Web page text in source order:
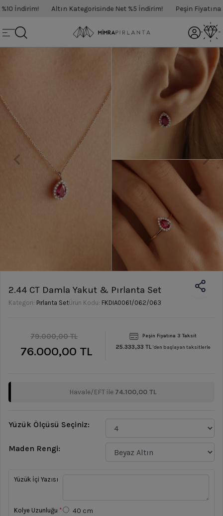
İndirim! Altın Kategorisinde Net %5 İndirim! Peşin Fiyatına 3
2.44 CT Damla Yakut & Pırlanta Set
Kategori: Pırlanta SetÜrün Kodu: FKDIA0061/062/063
79.000,00 TL
76.000,00 TL
Peşin Fiyatına 3 Taksit
25.333,33 TL'den başlayan taksitlerle
Havale/EFT ile 74.100,00 TL
Yüzük Ölçüsü Seçiniz:
Maden Rengi:
Yüzük İçi Yazısı
Kolye Uzunluğu *
40 cm